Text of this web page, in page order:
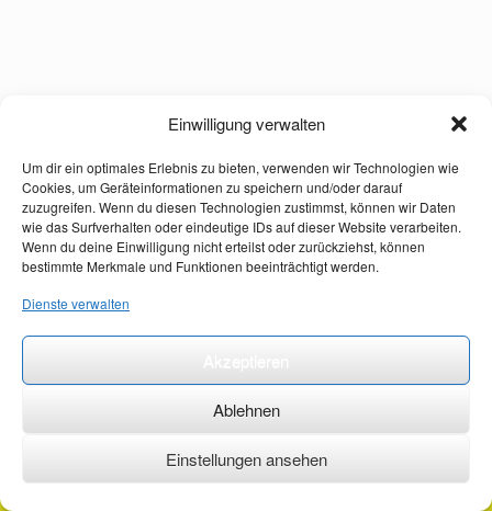
Einwilligung verwalten
Um dir ein optimales Erlebnis zu bieten, verwenden wir Technologien wie
Cookies, um Geräteinformationen zu speichern und/oder darauf
zuzugreifen. Wenn du diesen Technologien zustimmst, können wir Daten
wie das Surfverhalten oder eindeutige IDs auf dieser Website verarbeiten.
Wenn du deine Einwilligung nicht erteilst oder zurückziehst, können
bestimmte Merkmale und Funktionen beeinträchtigt werden.
Dienste verwalten
Ablehnen
Einstellungen ansehen
©2026 ·erstehilfekurs-mauch.de ·AGB ·Datenschutzerklärung ·Impressum ·